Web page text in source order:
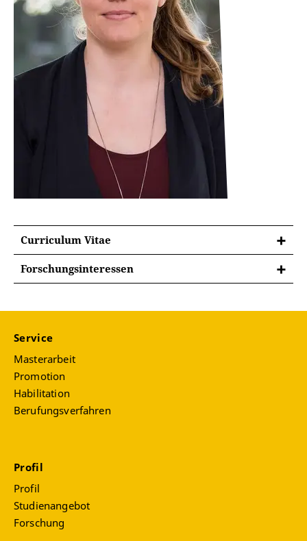
Curriculum Vitae
Forschungsinteressen
Kolonial- und Missionsgeschichte im 19. Jh.
Transkulturelle Diplomatie im 18. und frühen 19.
Jh.
Service
Masterarbeit
Promotion
Habilitation
Berufungsverfahren
Profil
Profil
Studienangebot
Forschung